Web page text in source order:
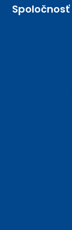
Spoločnosť